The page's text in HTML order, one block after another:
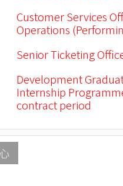
Customer Services
Operations
Senior Ticketing
Development
Internship
contract period